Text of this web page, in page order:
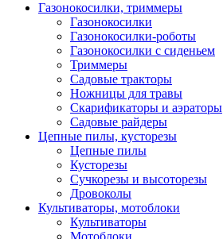
Газонокосилки, триммеры
Газонокосилки
Газонокосилки-роботы
Газонокосилки с сиденьем
Триммеры
Садовые тракторы
Ножницы для травы
Скарификаторы и аэраторы
Садовые райдеры
Цепные пилы, кусторезы
Цепные пилы
Кусторезы
Сучкорезы и высоторезы
Дровоколы
Культиваторы, мотоблоки
Культиваторы
Мотоблоки